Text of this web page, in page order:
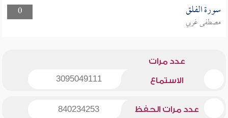
0
سورة الفلق
مصطفى غربي
عدد مرات
الاستماع 3095049111
عدد مرات الحفظ 840234253